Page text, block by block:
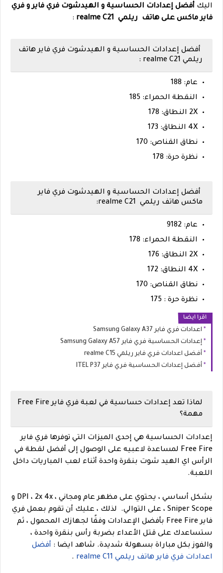
اليك أفضل إعدادات الحساسية و الهيدشوت فري فاير و فري
فاير ماكس على هاتف ريلمي realme C21
:
أفضل إعدادات الحساسية و الهيدشوت فري فاير هاتف
ريلمي realme C21 :
عام: 188
النقطة الحمراء: 185
2X النطاق: 178
4X النطاق: 173
نطاق القناص: 170
نظرة حرة: 178
أفضل إعدادات الحساسية و الهيدشوت فري فاير
ماكس هاتف ريلمي realme C21:
عام: 9182
النقطة الحمراء: 178
2X النطاق: 176
4X النطاق: 172
نطاق القناص: 170
نظرة حرة : 175
اقرا ايضا
اعدادات فري فاير Samsung Galaxy A37
إعدادات الحساسية فري فاير Samsung Galaxy A57
أفضل اعدادات فري فاير ريلمي realme C15
أفضل إعدادات الحساسية فري فاير ITEL P37
لماذا تعد إعدادات حساسية في لعبة فري فاير Free Fire
مهمة؟
إعدادات الحساسية هي إحدى الميزات التي توفرها فري فاير
Free Fire لمساعدة لاعبيه على الوصول إلى أفضل لقطة في
الرأس اي الهيد شوت بنقرة واحدة أثناء لعب المباريات داخل
اللعبة.
بشكل أساسي ، يحتوي على مظهر عام ومجاني ، DPI ، 2x 4x و
Sniper Scope ، على التوالي.
لذلك ، عليك أن تقوم بعمل فري
فاير Free Fire بأفضل الإعدادات وفقًا لجهازك المحمول ، ثم
ستساعدك على قتل الأعداء بضربة رأس بنقرة واحدة ،
والفوز بكل مباراة بسهولة شديدة. شاهد ايضا : أفضل
اعدادات فري فاير هاتف ريلمي realme C11
.